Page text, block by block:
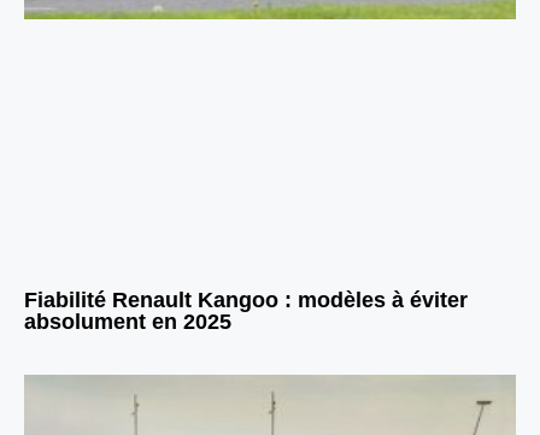
Fiabilité Renault Kangoo : modèles à éviter
absolument en 2025